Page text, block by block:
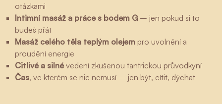
otázkami
Intimní masáž a práce s bodem G – jen pokud si to
budeš přát
Masáž celého těla teplým olejem pro uvolnění a
proudění energie
Citlivé a silné vedení zkušenou tantrickou průvodkyní
Čas, ve kterém se nic nemusí – jen být, cítit, dýchat